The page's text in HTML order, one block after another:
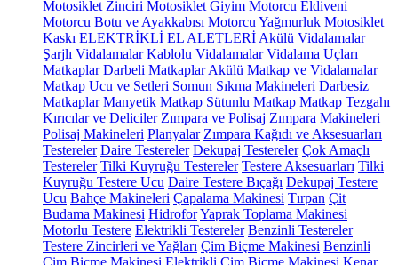
Motosiklet Zinciri Motosiklet Giyim Motorcu Eldiveni
Motorcu Botu ve Ayakkabısı Motorcu Yağmurluk Motosiklet
Kaskı ELEKTRİKLİ EL ALETLERİ Akülü Vidalamalar
Şarjlı Vidalamalar Kablolu Vidalamalar Vidalama Uçları
Matkaplar Darbeli Matkaplar Akülü Matkap ve Vidalamalar
Matkap Ucu ve Setleri Somun Sıkma Makineleri Darbesiz
Matkaplar Manyetik Matkap Sütunlu Matkap Matkap Tezgahı
Kırıcılar ve Deliciler Zımpara ve Polisaj Zımpara Makineleri
Polisaj Makineleri Planyalar Zımpara Kağıdı ve Aksesuarları
Testereler Daire Testereler Dekupaj Testereler Çok Amaçlı
Testereler Tilki Kuyruğu Testereler Testere Aksesuarları Tilki
Kuyruğu Testere Ucu Daire Testere Bıçağı Dekupaj Testere
Ucu Bahçe Makineleri Çapalama Makinesi Tırpan Çit
Budama Makinesi HidroforYaprak Toplama Makinesi
Motorlu Testere Elektrikli Testereler Benzinli Testereler
Testere Zincirleri ve Yağları Çim Biçme Makinesi Benzinli
Çim Biçme Makinesi Elektrikli Çim Biçme Makinesi Kenar